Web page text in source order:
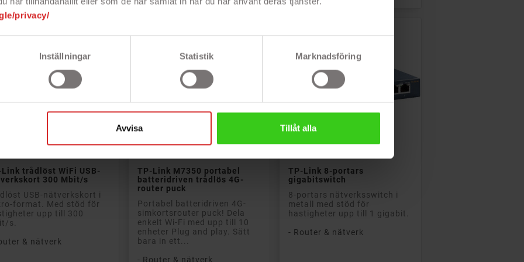
privacy/
Inställningar Statistik Marknadsföring
Avvisa Tillåt alla
Link trådlöst WiFi USB-
300 Mbit/s
USB-nätverkskort i
format. Med stöd för
upp till 300
s.
& nätverk
 Lägg till i kundvagn
TP-Link M7350 portabel
batteridriven trådlös 4G-
router puck
Portabel batteridriven 4G-
simkortsrouter puck! Dela
enkelt Wi-Fi med upp till 10
enheter Plug and play. Sätt
bara in ett...
- Router & nätverk
 Lägg till i kundvagn
TP-Link 8-portars
gigabitswitch
8-portars nätverksswitch i
metall med stöd för
hastigheter upp till 1 gigabit.
- Router & nätverk
 Lägg till i kundvagn